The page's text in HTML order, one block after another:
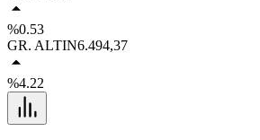
%0.53
GR. ALTIN6.494,37
%4.22